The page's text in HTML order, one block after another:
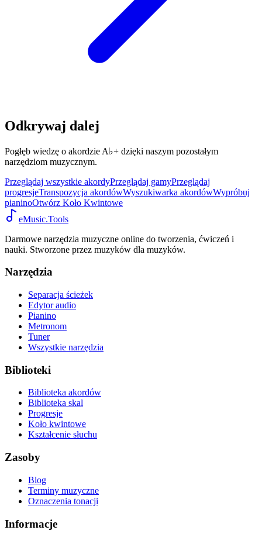
Odkrywaj dalej
Pogłęb wiedzę o akordzie A♭+ dzięki naszym pozostałym
narzędziom muzycznym.
Przeglądaj wszystkie akordyPrzeglądaj gamyPrzeglądaj
progresjeTranspozycja akordówWyszukiwarka akordówWypróbuj
pianinoOtwórz Koło Kwintowe
eMusic.Tools
Darmowe narzędzia muzyczne online do tworzenia, ćwiczeń i
nauki. Stworzone przez muzyków dla muzyków.
Narzędzia
Separacja ścieżek
Edytor audio
Pianino
Metronom
Tuner
Wszystkie narzędzia
Biblioteki
Biblioteka akordów
Biblioteka skal
Progresje
Koło kwintowe
Kształcenie słuchu
Zasoby
Blog
Terminy muzyczne
Oznaczenia tonacji
Informacje